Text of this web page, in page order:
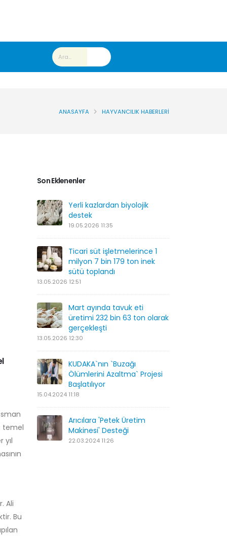
ANASAYFA HAYVANCILIK HABERLERI
temel
yıl
Ali
Bu
Son Eklenenler
Yerli kazlardan biyolojik
destek
19.05.2026 11:35
Ticari süt işletmelerince 1
milyon 7 bin 179 ton inek
sütü toplandı
13.05.2026 12:51
Mart ayında tavuk eti
üretimi 232 bin 63 ton olarak
gerçekleşti
13.05.2026 12:30
KUDAKA`nın `Buzağı
Ölümlerini Azaltma` Projesi
Başlatılıyor
15.04.2024 11:18
Arıcılara 'Petek Üretim
Makinesi' Desteği
22.03.2024 11:26